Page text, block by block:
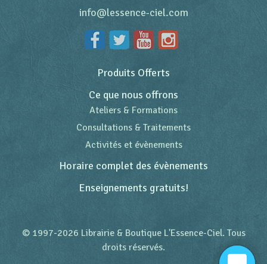
info@lessence-ciel.com
Produits Offerts
Ce que nous offrons
Ateliers & Formations
Consultations & Traitements
Activités et évènements
Horaire complet des évènements
Enseignements gratuits!
© 1997-2026 Librairie & Boutique L'Essence-Ciel. Tous
droits réservés.